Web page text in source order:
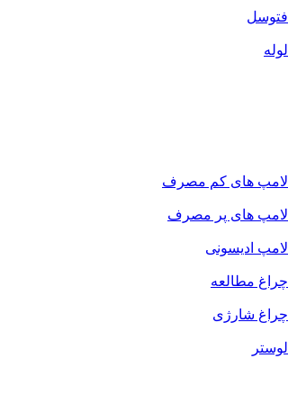
فتوسل
لوله
لامپ های کم مصرف
لامپ های پر مصرف
لامپ ادیسونی
چراغ مطالعه
چراغ شارژی
لوستر